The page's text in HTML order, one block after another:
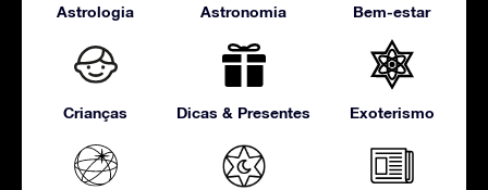
Astrologia Astronomia Bem-estar
Crianças Dicas & Presentes Exoterismo